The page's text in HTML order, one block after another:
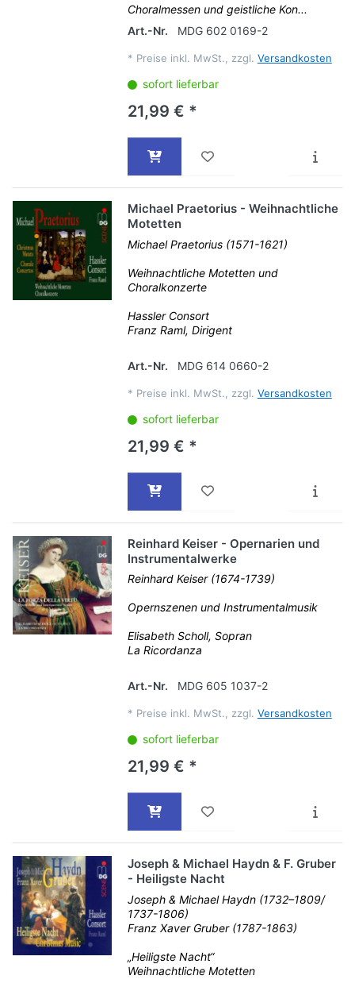
Choralmessen und geistliche Kon...
Art.-Nr.
MDG 602 0169-2
* Preise inkl. MwSt., zzgl. Versandkosten
sofort lieferbar
21,99 € *
Michael Praetorius - Weihnachtliche
Motetten
Michael Praetorius (1571-1621)
Weihnachtliche Motetten und
Choralkonzerte
Hassler Consort
Franz Raml, Dirigent
Art.-Nr. MDG 614 0660-2
* Preise inkl. MwSt., zzgl. Versandkosten
sofort lieferbar
21,99 € *
Reinhard Keiser - Opernarien und
Instrumentalwerke
Reinhard Keiser (1674-1739)
Opernszenen und Instrumentalmusik
Elisabeth Scholl, Sopran
La Ricordanza
Art.-Nr. MDG 605 1037-2
* Preise inkl. MwSt., zzgl. Versandkosten
sofort lieferbar
21,99 € *
Joseph & Michael Haydn & F. Gruber
- Heiligste Nacht
Joseph & Michael Haydn (1732–1809/
1737-1806)
Franz Xaver Gruber (1787-1863)
„Heiligste Nacht“
Weihnachtliche Motetten